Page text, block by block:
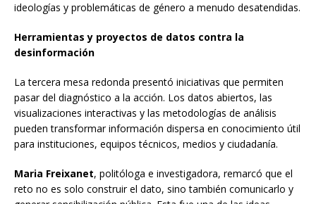
ideologías y problemáticas de género a menudo desatendidas.
Herramientas y proyectos de datos contra la
desinformación
La tercera mesa redonda presentó iniciativas que permiten
pasar del diagnóstico a la acción. Los datos abiertos, las
visualizaciones interactivas y las metodologías de análisis
pueden transformar información dispersa en conocimiento útil
para instituciones, equipos técnicos, medios y ciudadanía.
Maria Freixanet, politóloga e investigadora, remarcó que el
reto no es solo construir el dato, sino también comunicarlo y